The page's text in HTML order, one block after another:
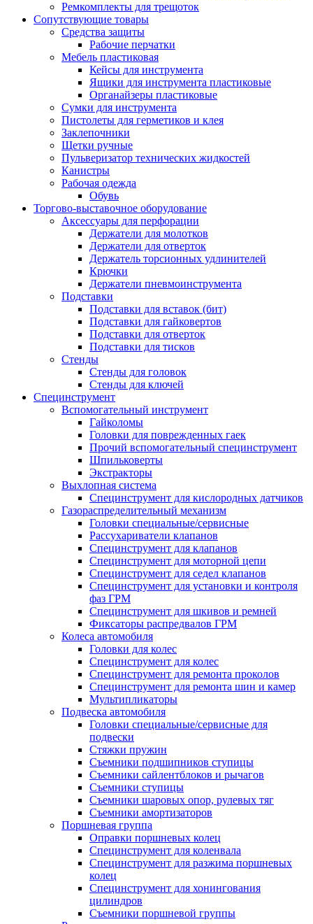
Ремкомплекты для трещоток
Сопутствующие товары
Средства защиты
Рабочие перчатки
Мебель пластиковая
Кейсы для инструмента
Ящики для инструмента пластиковые
Органайзеры пластиковые
Сумки для инструмента
Пистолеты для герметиков и клея
Заклепочники
Щетки ручные
Пульверизатор технических жидкостей
Канистры
Рабочая одежда
Обувь
Торгово-выставочное оборудование
Аксессуары для перфорации
Держатели для молотков
Держатели для отверток
Держатель торсионных удлинителей
Крючки
Держатели пневмоинструмента
Подставки
Подставки для вставок (бит)
Подставки для гайковертов
Подставки для отверток
Подставки для тисков
Стенды
Стенды для головок
Стенды для ключей
Специнструмент
Вспомогательный инструмент
Гайколомы
Головки для поврежденных гаек
Прочий вспомогательный специнструмент
Шпильковерты
Экстракторы
Выхлопная система
Специнструмент для кислородных датчиков
Газораспределительный механизм
Головки специальные/сервисные
Рассухариватели клапанов
Специнструмент для клапанов
Специнструмент для моторной цепи
Специнструмент для седел клапанов
Специнструмент для установки и контроля
фаз ГРМ
Специнструмент для шкивов и ремней
Фиксаторы распредвалов ГРМ
Колеса автомобиля
Головки для колес
Специнструмент для колес
Специнструмент для ремонта проколов
Специнструмент для ремонта шин и камер
Мультипликаторы
Подвеска автомобиля
Головки специальные/сервисные для
подвески
Стяжки пружин
Съемники подшипников ступицы
Съемники сайлентблоков и рычагов
Съемники ступицы
Съемники шаровых опор, рулевых тяг
Съемники амортизаторов
Поршневая группа
Оправки поршневых колец
Специнструмент для коленвала
Специнструмент для разжима поршневых
колец
Специнструмент для хонингования
цилиндров
Съемники поршневой группы